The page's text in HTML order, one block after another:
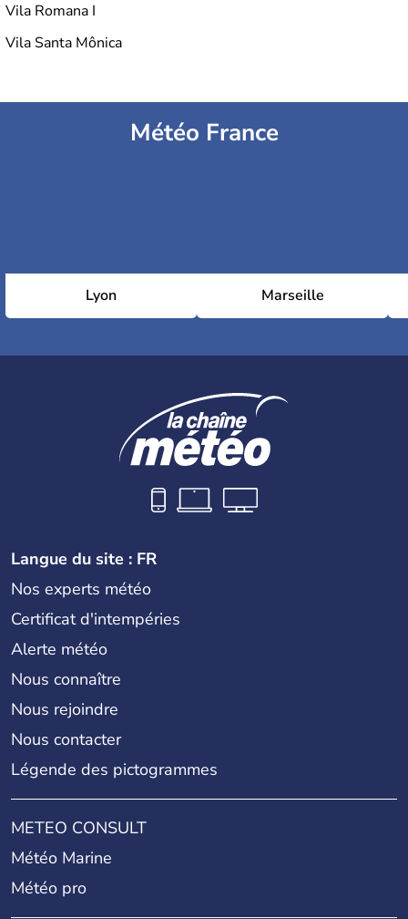
Vila Romana I
Vila Santa Mônica
Météo France
Lyon Marseille
Langue du site : FR
Nos experts météo
Certificat d'intempéries
Alerte météo
Nous connaître
Nous rejoindre
Nous contacter
Légende des pictogrammes
METEO CONSULT
Météo Marine
Météo pro